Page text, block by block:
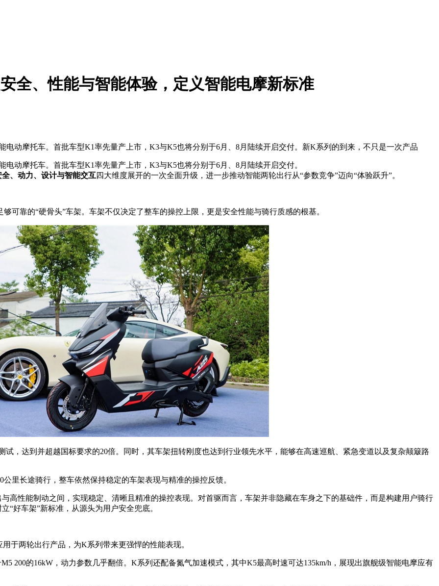
全、性能与智能体验，定义智能电摩新标准
动摩托车。首批车型K1率先量产上市，K3与K5也将分别于6月、8月陆续开启交付。新K系列的到来，不只是一次产品
动摩托车。首批车型K1率先量产上市，K3与K5也将分别于6月、8月陆续开启交付。
全、动力、设计与智能交互 四大维度展开的一次全面升级，进一步推动智能两轮出行从“参数竞争”迈向“体验跃升”。
可靠的“硬骨头”车架。车架不仅决定了整车的操控上限，更是安全性能与骑行质感的根基。
，达到并超越国标要求的20倍。同时，其车架扭转刚度也达到行业领先水平，能够在高速巡航、紧急变道以及复杂颠簸路
里长途骑行，整车依然保持稳定的车架表现与精准的操控反馈。
高性能制动之间，实现稳定、清晰且精准的操控表现。对首驱而言，车架并非隐藏在车身之下的基础件，而是构建用户骑行
“好车架”新标准，从源头为用户安全兜底。
于两轮出行产品，为K系列带来更强悍的性能表现。
200的16kW，动力参数几乎翻倍。K系列还配备氮气加速模式，其中K5最高时速可达135km/h，展现出旗舰级智能电摩应有